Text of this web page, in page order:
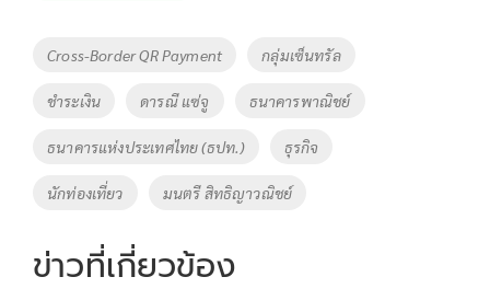
Tags
Cross-Border QR Payment กลุ่มเซ็นทรัล
ชำระเงิน ดารณี แซ่จู ธนาคารพาณิชย์
ธนาคารแห่งประเทศไทย (ธปท.) ธุรกิจ
นักท่องเที่ยว มนตรี สิทธิญาวณิชย์
ข่าวที่เกี่ยวข้อง